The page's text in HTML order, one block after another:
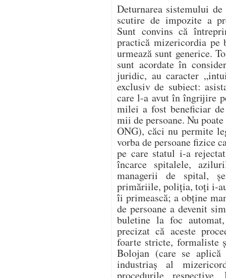
Deturnarea sistemului
scutire de impozite a
Sunt convins că
practică mizericordia pe
urmează sunt generice.
sunt acordate în
juridic, au caracter
exclusiv de subiect:
care l-a avut în îngrijire
milei a fost beneficiar
mii de persoane. Nu
ONG), căci nu permite
vorba de persoane fizice
pe care statul i-a
încarce spitalele,
managerii de spital,
primăriile, poliția, toți i-
îi primească; a obține
de persoane a devenit
buletine la foc
precizat că aceste
foarte stricte, formaliste
Bolojan (care se
industriaș al
procedurile